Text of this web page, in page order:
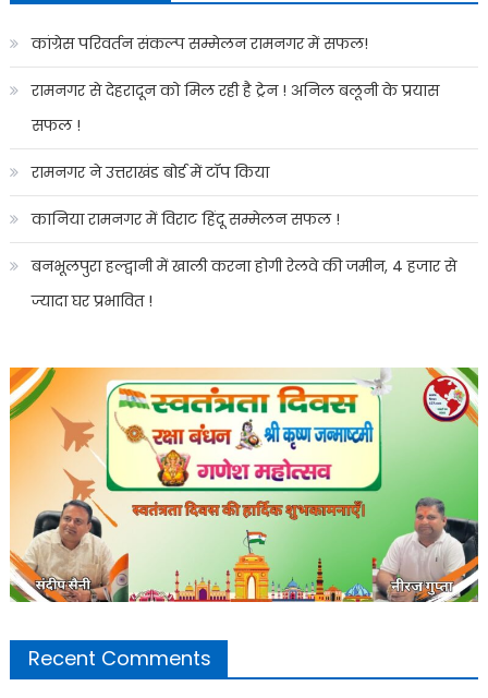
कांग्रेस परिवर्तन संकल्प सम्मेलन रामनगर में सफल!
रामनगर से देहरादून को मिल रही है ट्रेन ! अनिल बलूनी के प्रयास
सफल !
रामनगर ने उत्तराखंड बोर्ड में टॉप किया
कानिया रामनगर में विराट हिंदू सम्मेलन सफल !
बनभूलपुरा हल्द्वानी में खाली करना होगी रेलवे की जमीन, 4 हजार से
ज्यादा घर प्रभावित !
Recent Comments